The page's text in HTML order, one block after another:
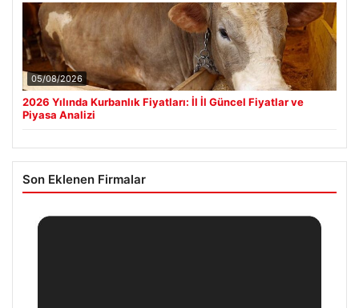
05/08/2026
2026 Yılında Kurbanlık Fiyatları: İl İl Güncel Fiyatlar ve
Piyasa Analizi
Son Eklenen Firmalar